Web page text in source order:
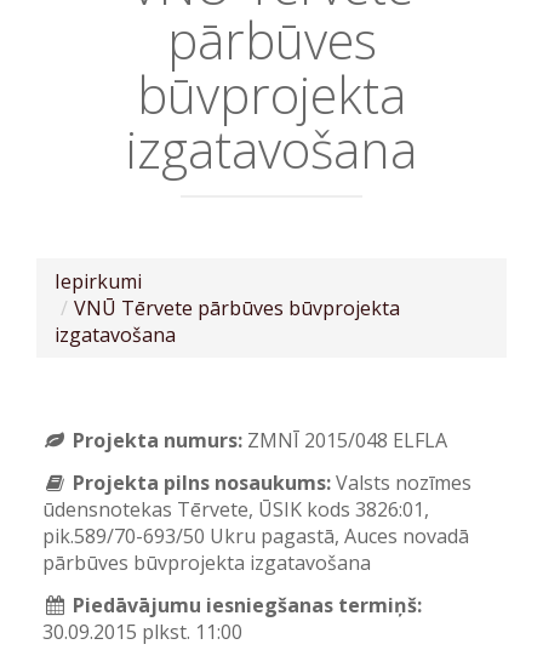
pārbūves
būvprojekta
izgatavošana
Iepirkumi
VNŪ Tērvete pārbūves būvprojekta
izgatavošana
Projekta numurs: ZMNĪ 2015/048 ELFLA
Projekta pilns nosaukums:Valsts nozīmes
ūdensnotekas Tērvete, ŪSIK kods 3826:01,
pik.589/70-693/50 Ukru pagastā, Auces novadā
pārbūves būvprojekta izgatavošana
Piedāvājumu iesniegšanas termiņš:
30.09.2015 plkst. 11:00